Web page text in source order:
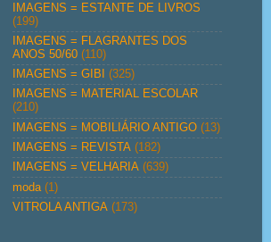
IMAGENS = ESTANTE DE LIVROS
(199)
IMAGENS = FLAGRANTES DOS
ANOS 50/60 (110)
IMAGENS = GIBI
(325)
IMAGENS = MATERIAL ESCOLAR
(210)
IMAGENS = MOBILIÁRIO ANTIGO (13)
IMAGENS = REVISTA (182)
IMAGENS = VELHARIA (639)
moda (1)
VITROLA ANTIGA (173)